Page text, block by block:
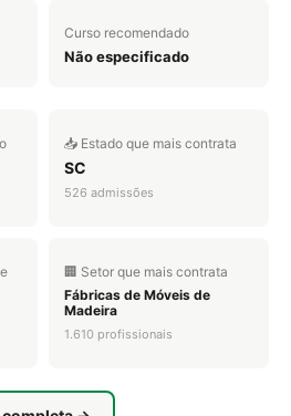
Curso recomendado
Não especificado
📥 Estado que mais contrata
SC
526 admissões
🏢 Setor que mais contrata
Fábricas de Móveis de
Madeira
1.610 profissionais